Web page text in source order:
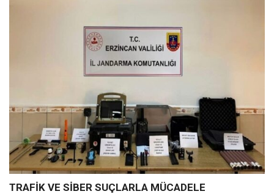
TRAFİK VE SİBER SUÇLARLA MÜCADELE